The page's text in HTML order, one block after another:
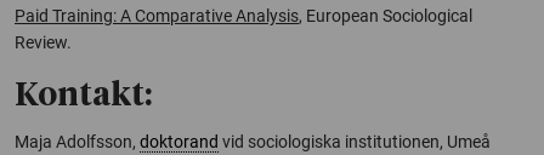
Paid Training: A Comparative Analysis, European Sociological
Review.
Kontakt:
Maja Adolfsson, doktorand vid sociologiska institutionen, Umeå